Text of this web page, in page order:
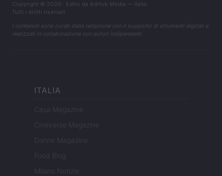
Copyright © 2026 · Edito da AdHub Media — Italia
Tutti i diritti riservati
I contenuti sono curati dalla redazione con il supporto di strumenti digitali e
realizzati in collaborazione con autori indipendenti.
ITALIA
Casa Magazine
Cineverse Magazine
Donne Magazine
Food Blog
Milano Notizie